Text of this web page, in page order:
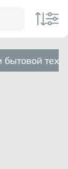
бытовой